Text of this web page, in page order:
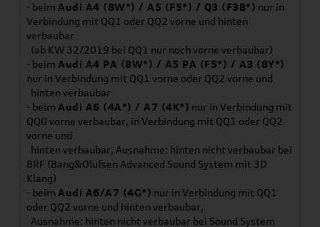
- beim Audi A4 (8W*) / A5 (F5*) / Q3 (F3B*) nur in
Verbindung mit QQ1 oder QQ2 vorne und hinten
verbaubar
(ab KW 32/2019 bei QQ1 nur noch vorne verbaubar)
- beim Audi A4 PA (8W*) / A5 PA (F5*) / A3 (8Y*)
nur in Verbindung mit QQ1 vorne oder QQ2 vorne und
hinten verbaubar
- beim Audi A6 (4A*) / A7 (4K*) nur in Verbindung mit
QQ0 vorne verbaubar, in Verbindung mit QQ1 oder QQ2
vorne und
hinten verbaubar, Ausnahme: hinten nicht verbaubar bei
8RF (Bang&Olufsen Advanced Sound System mit 3D
Klang)
- beim Audi A6/A7 (4G*) nur in Verbindung mit QQ1
oder QQ2 vorne und hinten verbaubar,
Ausnahme: hinten nicht verbaubar bei Sound System